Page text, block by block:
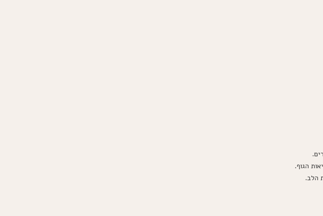
הגוף.
הלב.